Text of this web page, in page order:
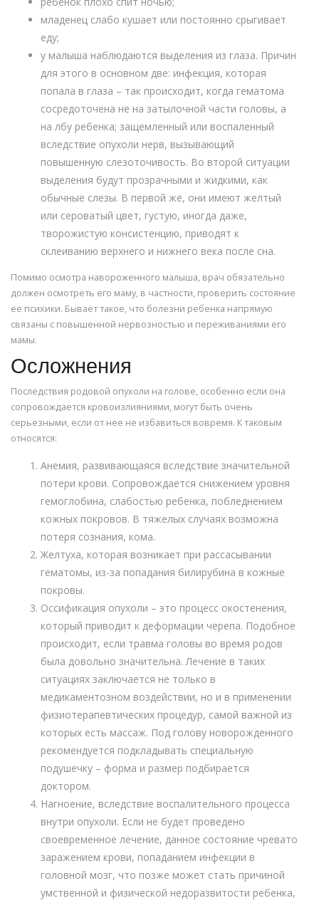
младенец слабо кушает или постоянно срыгивает
еду;
у малыша наблюдаются выделения из глаза. Причин
для этого в основном две: инфекция, которая
попала в глаза – так происходит, когда гематома
сосредоточена не на затылочной части головы, а
на лбу ребенка; защемленный или воспаленный
вследствие опухоли нерв, вызывающий
повышенную слезоточивость. Во второй ситуации
выделения будут прозрачными и жидкими, как
обычные слезы. В первой же, они имеют желтый
или сероватый цвет, густую, иногда даже,
творожистую консистенцию, приводят к
склеиванию верхнего и нижнего века после сна.
Помимо осмотра навороженного малыша, врач обязательно
должен осмотреть его маму, в частности, проверить состояние
ее психики. Бывает такое, что болезни ребенка напрямую
связаны с повышенной нервозностью и переживаниями его
мамы.
Осложнения
Последствия родовой опухоли на голове, особенно если она
сопровождается кровоизлияниями, могут быть очень
серьезными, если от нее не избавиться вовремя. К таковым
относятся:
Анемия, развивающаяся вследствие значительной
потери крови. Сопровождается снижением уровня
гемоглобина, слабостью ребенка, побледнением
кожных покровов. В тяжелых случаях возможна
потеря сознания, кома.
Желтуха, которая возникает при рассасывании
гематомы, из-за попадания билирубина в кожные
покровы.
Оссификация опухоли – это процесс окостенения,
который приводит к деформации черепа. Подобное
происходит, если травма головы во время родов
была довольно значительна. Лечение в таких
ситуациях заключается не только в
медикаментозном воздействии, но и в применении
физиотерапевтических процедур, самой важной из
которых есть массаж. Под голову новорожденного
рекомендуется подкладывать специальную
подушечку – форма и размер подбирается
доктором.
Нагноение, вследствие воспалительного процесса
внутри опухоли. Если не будет проведено
своевременное лечение, данное состояние чревато
заражением крови, попаданием инфекции в
головной мозг, что позже может стать причиной
умственной и физической недоразвитости ребенка,